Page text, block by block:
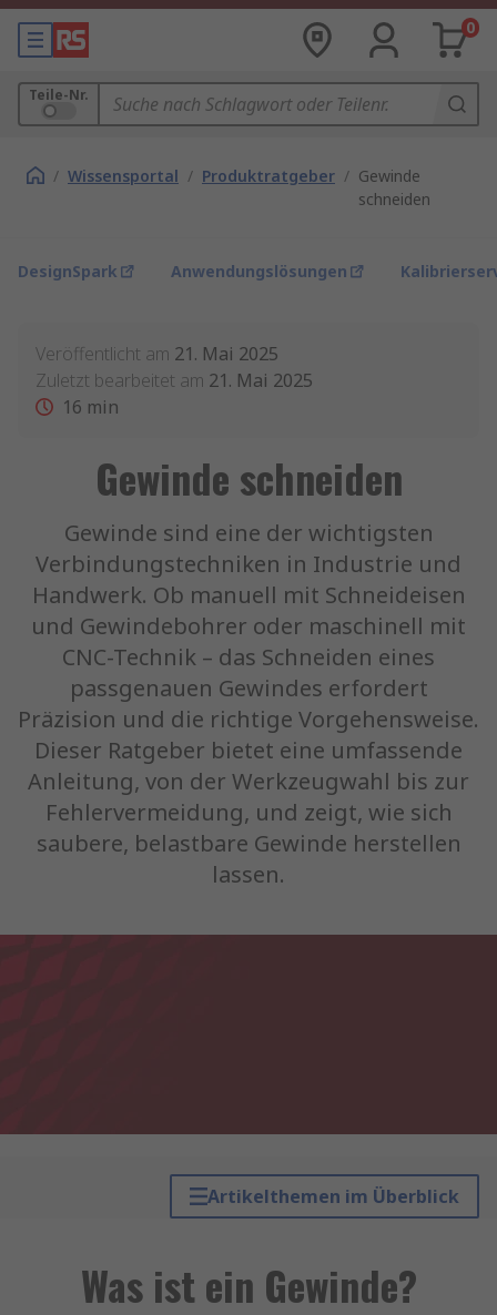
0
Teile-Nr.
/ Wissensportal / Produktratgeber / Gewinde
schneiden
DesignSpark Anwendungslösungen
Veröffentlicht am 21. Mai 2025
Zuletzt bearbeitet am 21. Mai 2025
16 min
Gewinde schneiden
Gewinde sind eine der wichtigsten
Verbindungstechniken in Industrie und
Handwerk. Ob manuell mit Schneideisen
und Gewindebohrer oder maschinell mit
CNC-Technik – das Schneiden eines
passgenauen Gewindes erfordert
Präzision und die richtige Vorgehensweise.
Dieser Ratgeber bietet eine umfassende
Anleitung, von der Werkzeugwahl bis zur
Fehlervermeidung, und zeigt, wie sich
saubere, belastbare Gewinde herstellen
lassen.
Artikelthemen im Überblick
Was ist ein Gewinde?